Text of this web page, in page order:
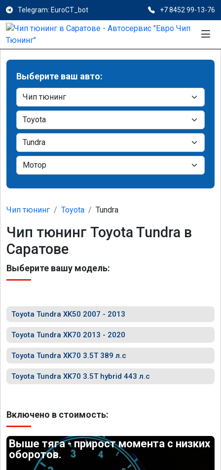
Telegram: EuroCT_bot +7 8452 99-13-76
Выберите ваш авто:
Чип тюнинг Toyota Tundra
Чип тюнинг Toyota Tundra в
Саратове
Выберите вашу модель:
Toyota Tundra XK50 2007 - 2013
Toyota Tundra XK70 2013 - 2020
Toyota Tundra XK70 3.5T 389 л.с
Toyota Tundra XK70 3.5T hybrid 443 л.с
Включено в стоимость:
Выше тяга - прирост момента с низких
оборотов.